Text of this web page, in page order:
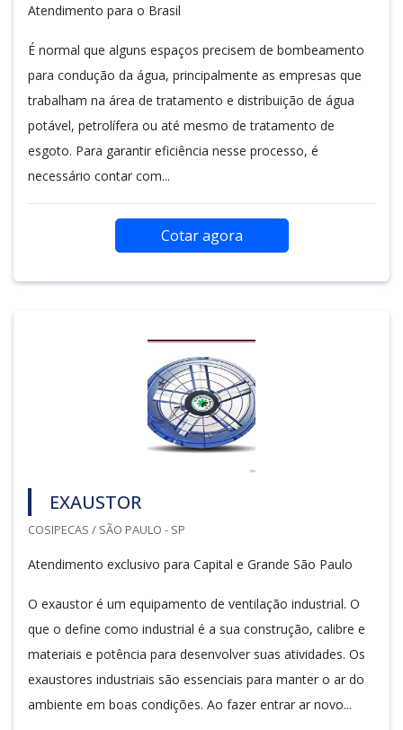
Atendimento para o Brasil
É normal que alguns espaços precisem de bombeamento
para condução da água, principalmente as empresas que
trabalham na área de tratamento e distribuição de água
potável, petrolífera ou até mesmo de tratamento de
esgoto. Para garantir eficiência nesse processo, é
necessário contar com...
Cotar agora
EXAUSTOR
COSIPECAS / SÃO PAULO - SP
Atendimento exclusivo para Capital e Grande São Paulo
O exaustor é um equipamento de ventilação industrial. O
que o define como industrial é a sua construção, calibre e
materiais e potência para desenvolver suas atividades. Os
exaustores industriais são essenciais para manter o ar do
ambiente em boas condições. Ao fazer entrar ar novo...